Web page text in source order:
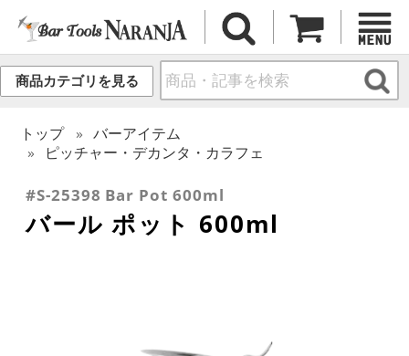
商品カテゴリを見る
トップ
バーアイテム
ピッチャー・デカンタ・カラフェ
#S-25398 Bar Pot 600ml
バール ポット 600ml